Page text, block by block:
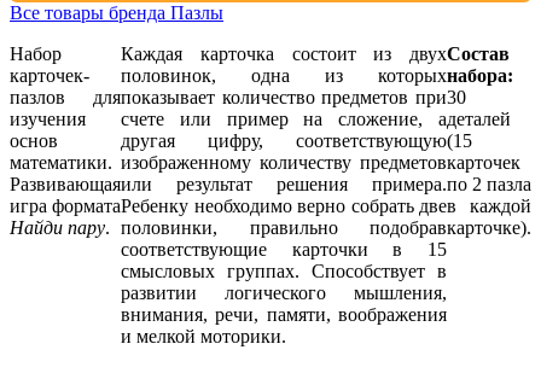
Все товары бренда Пазлы
Набор
карточек-
пазлов для
изучения
основ
математики.
Развивающая
игра формата
Найди пару.
Каждая карточка состоит из двух
половинок, одна из которых
показывает количество предметов при
счете или пример на сложение, а
другая цифру, соответствующую
изображенному количеству предметов
или результат решения примера.
Ребенку необходимо верно собрать две
половинки, правильно подобрав
соответствующие карточки в 15
смысловых группах. Способствует в
развитии логического мышления,
внимания, речи, памяти, воображения
и мелкой моторики.
Состав
набора:
30
деталей
(15
карточек
по 2 пазла
в каждой
карточке).